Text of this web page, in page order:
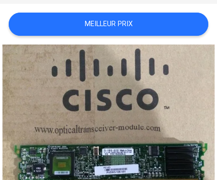
NOUS
CONTACTER
NOUVELLES
LES
AFFAIRES
PLAN
DU
SITE
MEILLEUR PRIX